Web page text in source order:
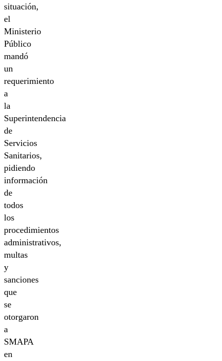
situación,
el
Ministerio
Público
mandó
un
requerimiento
a
la
Superintendencia
de
Servicios
Sanitarios,
pidiendo
información
de
todos
los
procedimientos
administrativos,
multas
y
sanciones
que
se
otorgaron
a
SMAPA
en